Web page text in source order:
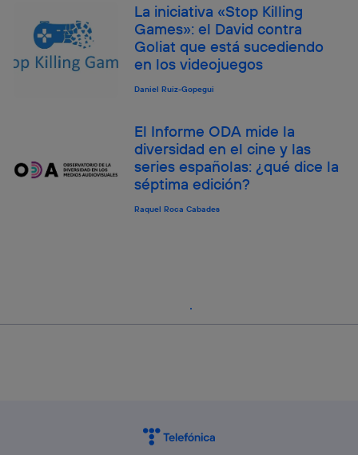
La iniciativa «Stop Killing
Games»: el David contra
Goliat que está sucediendo
en los videojuegos
Daniel Ruiz-Gopegui
El Informe ODA mide la
diversidad en el cine y las
series españolas: ¿qué dice la
séptima edición?
Raquel Roca Cabades